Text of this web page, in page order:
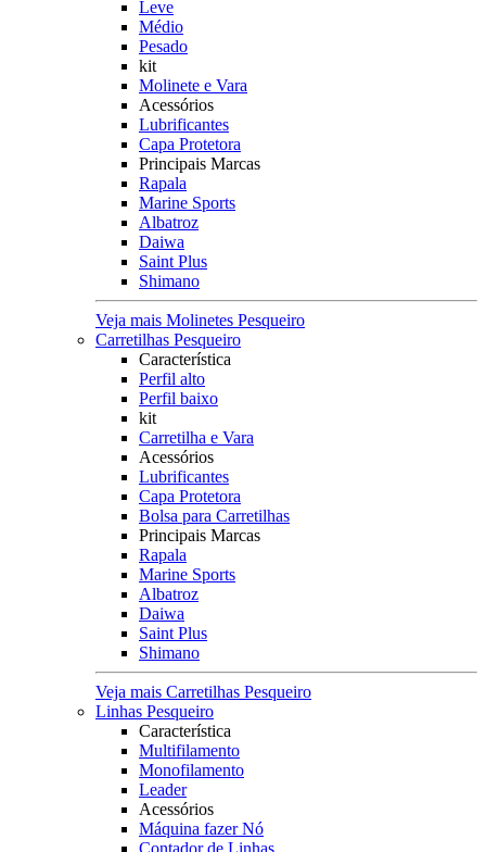
Leve
Médio
Pesado
kit
Molinete e Vara
Acessórios
Lubrificantes
Capa Protetora
Principais Marcas
Rapala
Marine Sports
Albatroz
Daiwa
Saint Plus
Shimano
Veja mais Molinetes Pesqueiro
Carretilhas Pesqueiro
Característica
Perfil alto
Perfil baixo
kit
Carretilha e Vara
Acessórios
Lubrificantes
Capa Protetora
Bolsa para Carretilhas
Principais Marcas
Rapala
Marine Sports
Albatroz
Daiwa
Saint Plus
Shimano
Veja mais Carretilhas Pesqueiro
Linhas Pesqueiro
Característica
Multifilamento
Monofilamento
Leader
Acessórios
Máquina fazer Nó
Contador de Linhas